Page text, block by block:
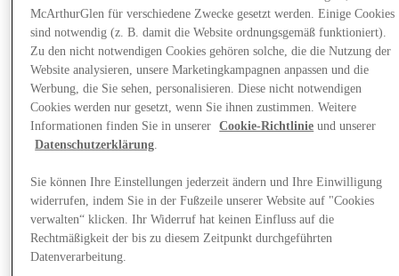
Plane Deinen Besuch
McArthurGlen für verschiedene Zwecke gesetzt werden. Einige Cookies
sind notwendig (z. B. damit die Website ordnungsgemäß funktioniert).
Zu den nicht notwendigen Cookies gehören solche, die die Nutzung der
Website analysieren, unsere Marketingkampagnen anpassen und die
Werbung, die Sie sehen, personalisieren. Diese nicht notwendigen
Cookies werden nur gesetzt, wenn Sie ihnen zustimmen. Weitere
Informationen finden Sie in unserer
Cookie-Richtlinie und unserer
Datenschutzerklärung
Sie können Ihre Einstellungen jederzeit ändern und Ihre Einwilligung
widerrufen, indem Sie in der Fußzeile unserer Website auf "Cookies
verwalten“ klicken. Ihr Widerruf hat keinen Einfluss auf die
Rechtmäßigkeit der bis zu diesem Zeitpunkt durchgeführten
Datenverarbeitung.